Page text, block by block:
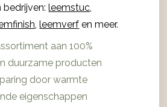
bedrijven:leemstuc,
,leemverf en meer.
aan 100%
duurzame producten
door warmte
eigenschappen